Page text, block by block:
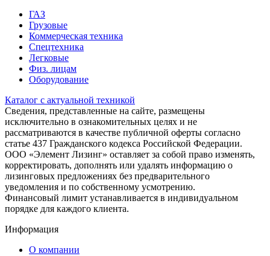
ГАЗ
Грузовые
Коммерческая техника
Спецтехника
Легковые
Физ. лицам
Оборудование
Каталог с актуальной техникой
Сведения, представленные на сайте, размещены
исключительно в ознакомительных целях и не
рассматриваются в качестве публичной оферты согласно
статье 437 Гражданского кодекса Российской Федерации.
ООО «Элемент Лизинг» оставляет за собой право изменять,
корректировать, дополнять или удалять информацию о
лизинговых предложениях без предварительного
уведомления и по собственному усмотрению.
Финансовый лимит устанавливается в индивидуальном
порядке для каждого клиента.
Информация
О компании